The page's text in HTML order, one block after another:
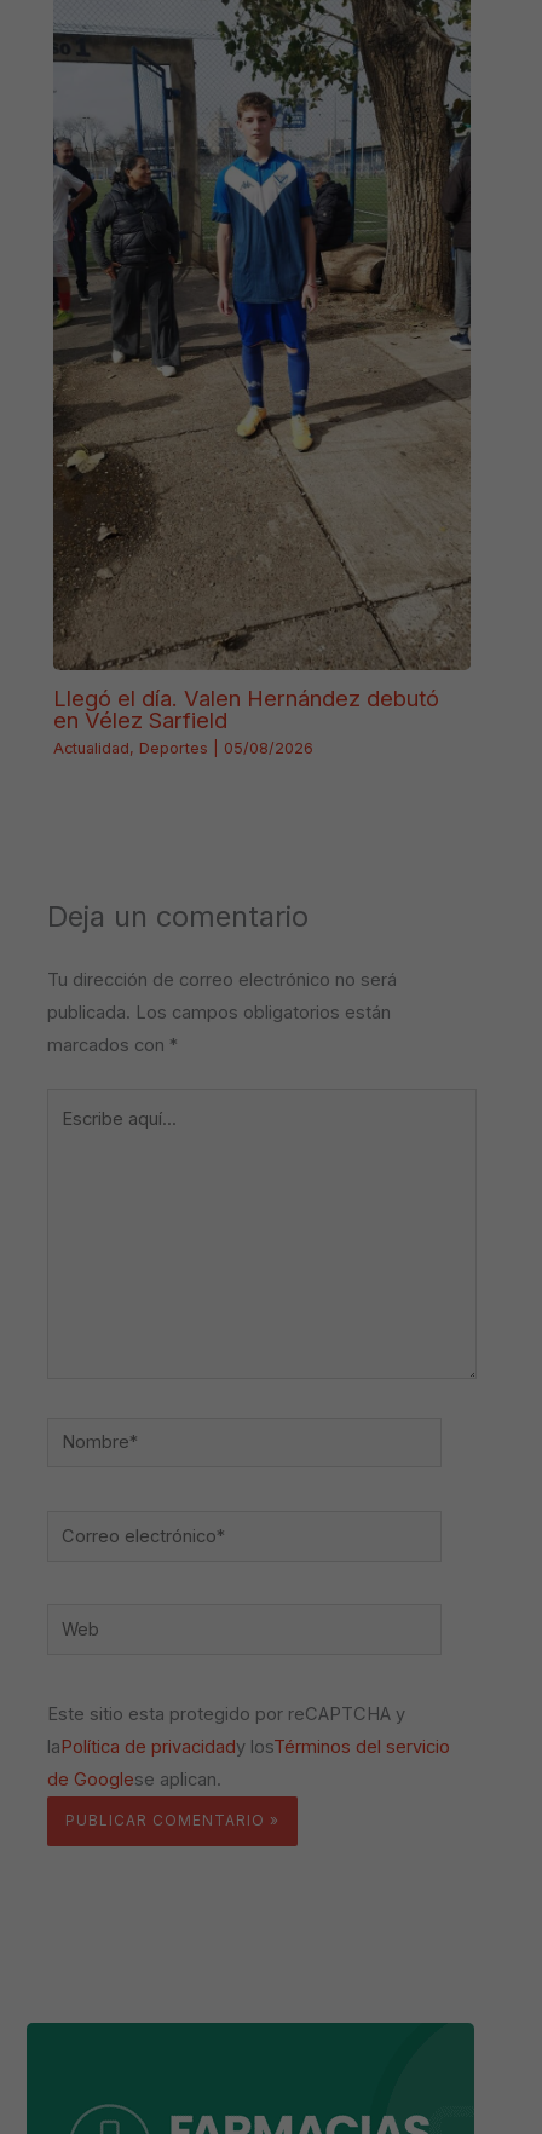
Llegó el día. Valen Hernández debutó
en Vélez Sarfield
Actualidad, Deportes 05/08/2026
Deja un comentario
Tu dirección de correo electrónico no será
publicada. Los campos obligatorios están
marcados con *
Nombre*
Correo
Web
Este sitio esta protegido por reCAPTCHA y
laPolítica de privacidady losTérminos del servicio
de Googlese aplican.